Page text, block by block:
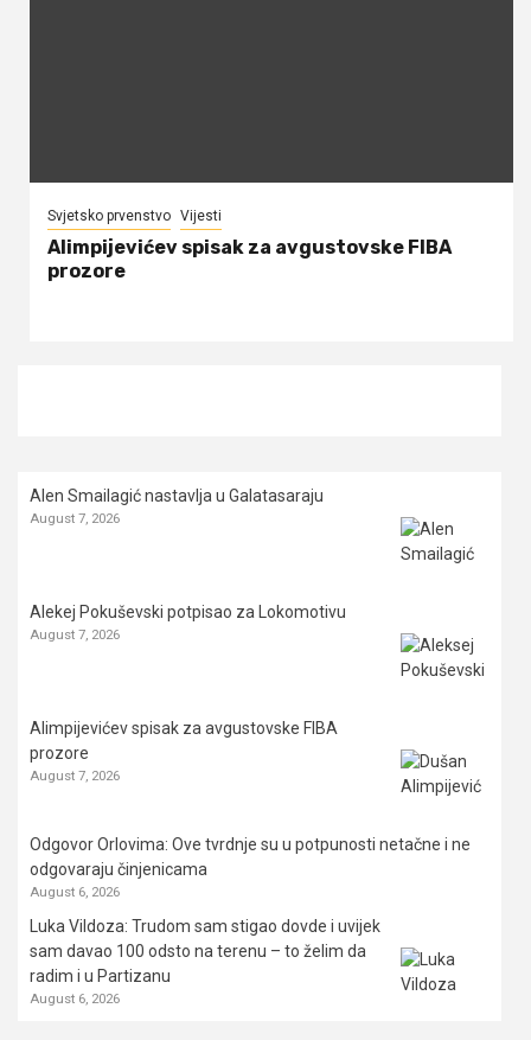
Svjetsko prvenstvo Vijesti
Alimpijevićev spisak za avgustovske FIBA
prozore
Alen Smailagić nastavlja u Galatasaraju
August 7, 2026
Alekej Pokuševski potpisao za Lokomotivu
August 7, 2026
Alimpijevićev spisak za avgustovske FIBA
prozore
August 7, 2026
Odgovor Orlovima: ​Ove tvrdnje su u potpunosti netačne i ne
odgovaraju činjenicama
August 6, 2026
Luka Vildoza: Trudom sam stigao dovde i uvijek
sam davao 100 odsto na terenu – to želim da
radim i u Partizanu
August 6, 2026